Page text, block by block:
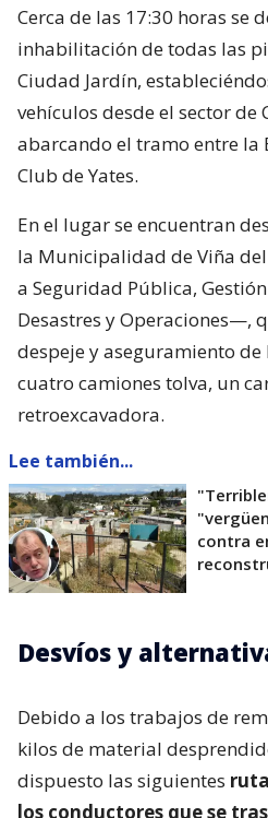
Cerca de las 17:30 horas se
inhabilitación de todas las
Ciudad Jardín,
vehículos desde el sector de
abarcando el tramo entre la
Club de Yates.
En el lugar se encuentran
la Municipalidad de Viña
a Seguridad Pública,
Desastres y Operaciones—,
despeje y aseguramiento
cuatro camiones tolva, un
retroexcavadora.
Lee también...
contra
Desvíos y
Debido a los trabajos de
kilos de material
dispuesto las siguientes
los conductores que se